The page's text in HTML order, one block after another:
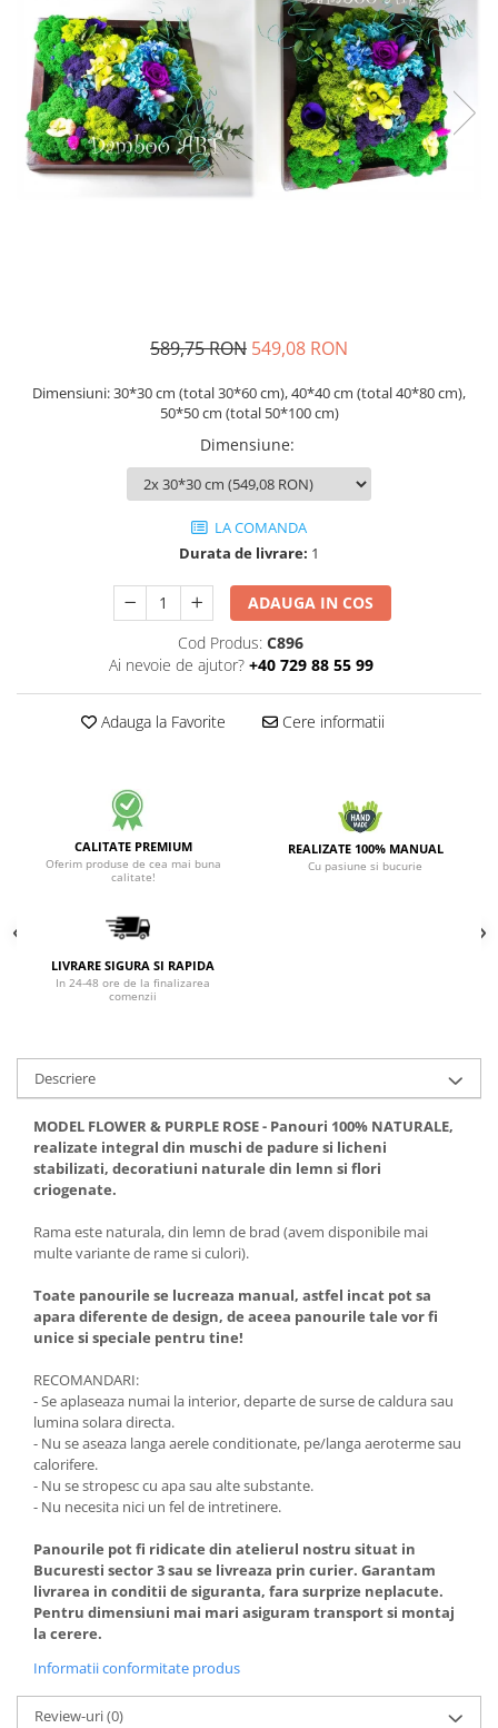
589,75 RON 549,08 RON
Dimensiuni: 30*30 cm (total 30*60 cm), 40*40 cm (total 40*80 cm),
50*50 cm (total 50*100 cm)
Dimensiune:
LA COMANDA
Durata de livrare: 1
ADAUGA IN COS
Cod Produs: C896
Ai nevoie de ajutor? +40 729 88 55 99
Adauga la Favorite Cere informatii
CALITATE PREMIUM
Oferim produse de cea mai buna
calitate!
REALIZATE 100% MANUAL
Cu pasiune si bucurie
LIVRARE SIGURA SI RAPIDA
In 24-48 ore de la finalizarea
comenzii
Descriere
MODEL FLOWER & PURPLE ROSE - Panouri 100% NATURALE,
realizate integral din muschi de padure si licheni
stabilizati, decoratiuni naturale din lemn si flori
criogenate.
Rama este naturala, din lemn de brad (avem disponibile mai
multe variante de rame si culori).
Toate panourile se lucreaza manual, astfel incat pot sa
apara diferente de design, de aceea panourile tale vor fi
unice si speciale pentru tine!
RECOMANDARI:
- Se aplaseaza numai la interior, departe de surse de caldura sau
lumina solara directa.
- Nu se aseaza langa aerele conditionate, pe/langa aeroterme sau
calorifere.
- Nu se stropesc cu apa sau alte substante.
- Nu necesita nici un fel de intretinere.
Panourile pot fi ridicate din atelierul nostru situat in
Bucuresti sector 3 sau se livreaza prin curier. Garantam
livrarea in conditii de siguranta, fara surprize neplacute.
Pentru dimensiuni mai mari asiguram transport si montaj
la cerere.
Informatii conformitate produs
Review-uri(0)